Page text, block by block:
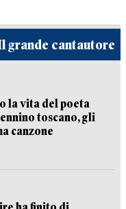
grande cantautore
la vita del poeta
toscano, gli
canzone